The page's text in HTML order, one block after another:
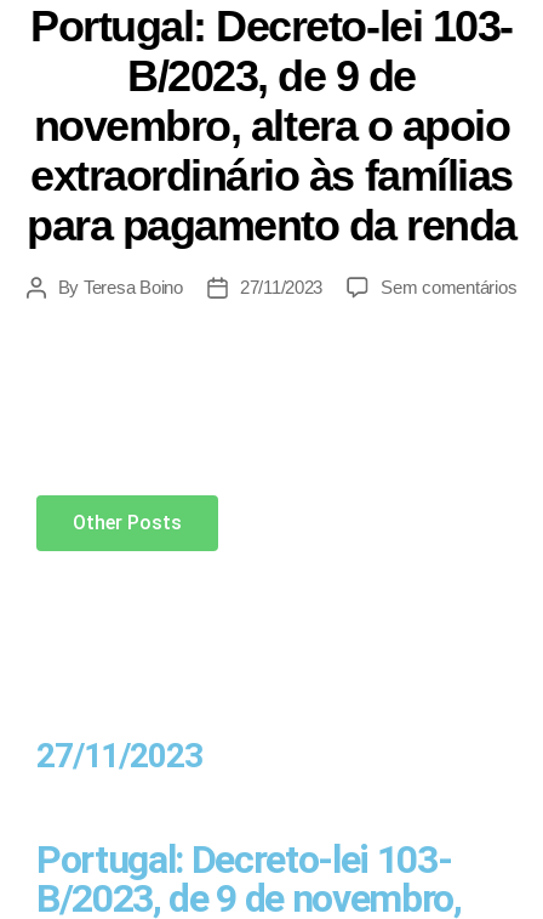
Portugal: Decreto-lei 103-
B/2023, de 9 de
novembro, altera o apoio
extraordinário às famílias
para pagamento da renda
By Teresa Boino 27/11/2023 Sem comentários
Other Posts
27/11/2023
Portugal: Decreto-lei 103-
B/2023, de 9 de novembro,